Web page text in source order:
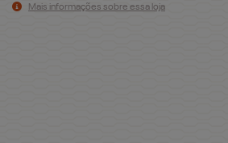
Mais informações sobre essa loja